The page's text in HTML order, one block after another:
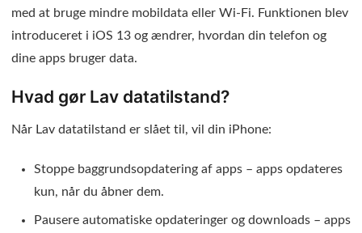
med at bruge mindre mobildata eller Wi-Fi. Funktionen blev
introduceret i iOS 13 og ændrer, hvordan din telefon og
dine apps bruger data.
Hvad gør Lav datatilstand?
Når Lav datatilstand er slået til, vil din iPhone:
Stoppe baggrundsopdatering af apps – apps opdateres
kun, når du åbner dem.
Pausere automatiske opdateringer og downloads – apps